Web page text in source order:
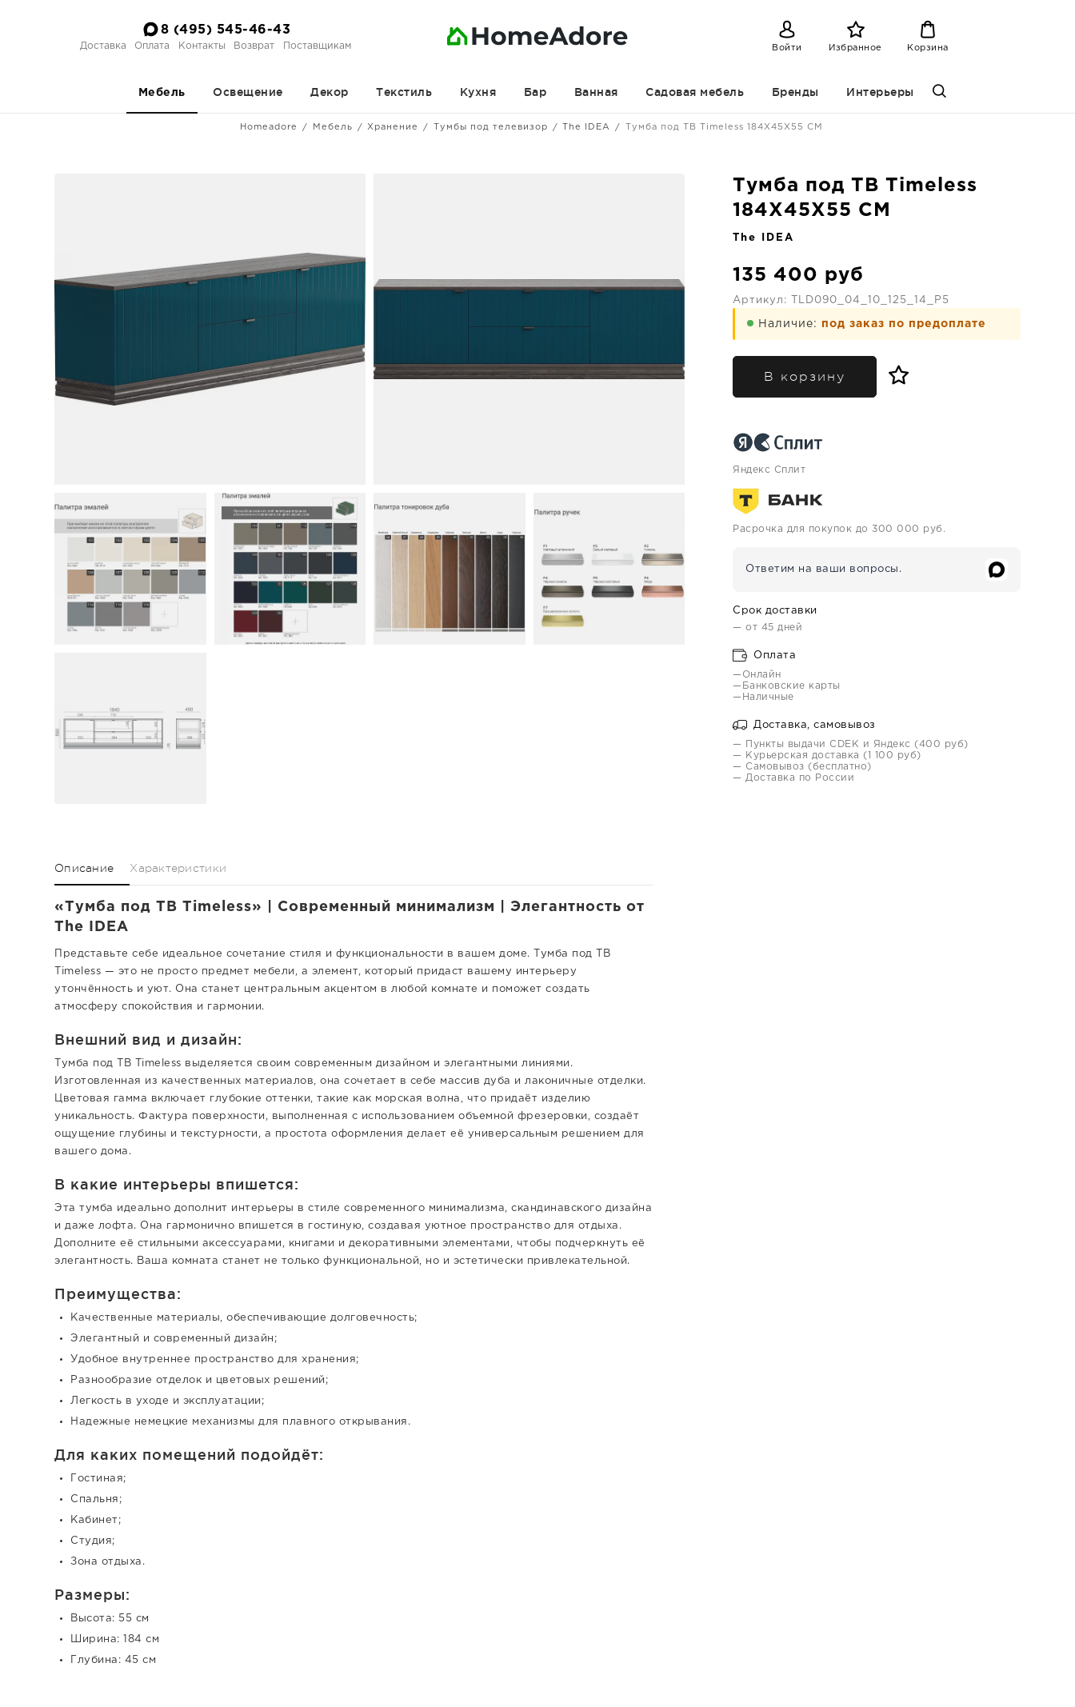
8 (495) 545-46-43
Доставка Оплата Контакты Возврат Поставщикам Войти Избранное Корзина
Мебель Освещение Декор Текстиль Кухня Бар Ванная Садовая мебель Бренды Интерьеры
Homeadore Мебель Хранение Тумбы под телевизор The IDEA Тумба под ТВ Timeless 184X45X55 CM
Тумба под ТВ Timeless
184X45X55 CM
The IDEA
135 400 руб
Артикул: TLD090_04_10_125_14_P5
Наличие: под заказ по предоплате
В корзину
Яндекс Сплит
Расрочка для покупок до 300 000 руб.
Ответим на ваши вопросы.
Срок доставки
— от 45 дней
Оплата
—Онлайн
—Банковские карты
—Наличные
Доставка, самовывоз
— Пункты выдачи CDEK и Яндекс (400 руб)
— Курьерская доставка (1 100 руб)
— Самовывоз (бесплатно)
— Доставка по России
Описание Характеристики
«Тумба под ТВ Timeless» | Современный минимализм | Элегантность от
The IDEA
Представьте себе идеальное сочетание стиля и функциональности в вашем доме. Тумба под ТВ
Timeless — это не просто предмет мебели, а элемент, который придаст вашему интерьеру
утончённость и уют. Она станет центральным акцентом в любой комнате и поможет создать
атмосферу спокойствия и гармонии.
Внешний вид и дизайн:
Тумба под ТВ Timeless выделяется своим современным дизайном и элегантными линиями.
Изготовленная из качественных материалов, она сочетает в себе массив дуба и лаконичные отделки.
Цветовая гамма включает глубокие оттенки, такие как морская волна, что придаёт изделию
уникальность. Фактура поверхности, выполненная с использованием объемной фрезеровки, создаёт
ощущение глубины и текстурности, а простота оформления делает её универсальным решением для
вашего дома.
В какие интерьеры впишется:
Эта тумба идеально дополнит интерьеры в стиле современного минимализма, скандинавского дизайна
и даже лофта. Она гармонично впишется в гостиную, создавая уютное пространство для отдыха.
Дополните её стильными аксессуарами, книгами и декоративными элементами, чтобы подчеркнуть её
элегантность. Ваша комната станет не только функциональной, но и эстетически привлекательной.
Преимущества:
Качественные материалы, обеспечивающие долговечность;
Элегантный и современный дизайн;
Удобное внутреннее пространство для хранения;
Разнообразие отделок и цветовых решений;
Легкость в уходе и эксплуатации;
Надежные немецкие механизмы для плавного открывания.
Для каких помещений подойдёт:
Гостиная;
Спальня;
Кабинет;
Студия;
Зона отдыха.
Размеры:
Высота: 55 см
Ширина: 184 см
Глубина: 45 см